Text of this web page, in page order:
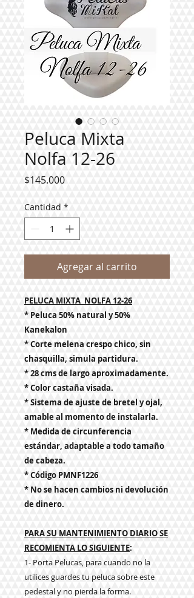
Peluca Mixta
Nolfa 12-26
$145.000Precio
Cantidad *
Agregar al carrito
PELUCA MIXTA NOLFA 12-26
* Peluca 50% natural y 50%
Kanekalon
* Corte melena crespo chico, sin
chasquilla, simula partidura.
* 28 cms de largo aproximadamente.
* Color castaña visada.
* Sistema de ajuste de bretel y ojal,
amable al momento de instalarla.
* Medida de circunferencia
estándar, adaptable a todo tamaño
de cabeza.
* Código PMNF1226
* No se hacen cambios ni devolución
de dinero.
PARA SU MANTENIMIENTO DIARIO SE
RECOMIENTA LO SIGUIENTE:
1- Porta Pelucas, para cuando no la
utilices guardes tu peluca sobre este
pedestal y no pierda la forma.